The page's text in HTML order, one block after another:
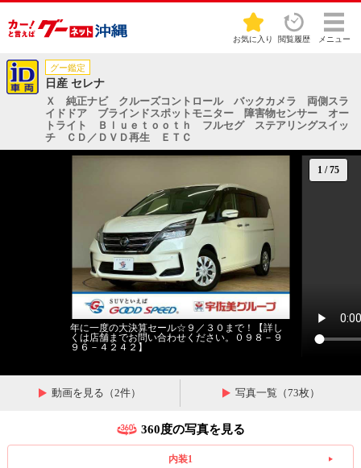
お気に入り 閲覧履歴 メニュー
グー鑑定
日産 セレナ
Ｘ 純正ナビ クルーズコントロール バックカメラ 両側スラ
イドドア ブラインドスポットモニター 障害物センサー オー
トライト Ｂｌｕｅｔｏｏｔｈ フルセグ ステアリングスイッ
チ ＣＤ／ＤＶＤ再生 ＥＴＣ
1 /75
年に一度の大決算セール☆９／３０まで！【詳し
くは店舗までお問い合わせください。０９８－９
９６－４２４２】
動画を見る（2件） 写真一覧（73枚）
360度の写真を見る
内装1